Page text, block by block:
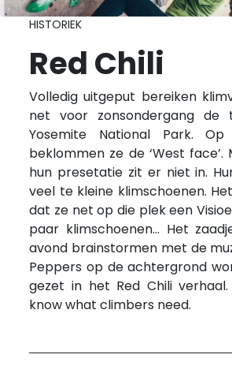
HISTORIEK
Red Chili
Volledig uitgeput bereiken
net voor zonsondergang
Yosemite National Park.
beklommen ze de ‘West
hun presetatie zit er niet in.
veel te kleine klimschoenen.
dat ze net op die plek een
paar klimschoenen... Het
avond brainstormen met de
Peppers op de achtergrond
gezet in het Red Chili
know what climbers need.